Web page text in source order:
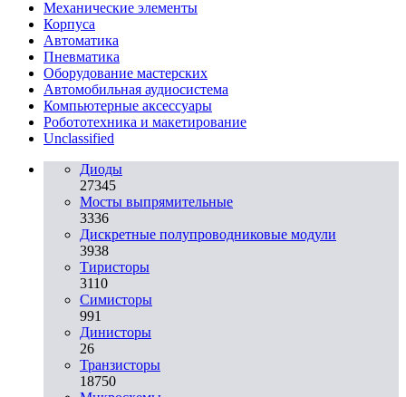
Механические элементы
Корпуса
Автоматика
Пневматика
Оборудование мастерских
Автомобильная аудиосистема
Компьютерные аксессуары
Робототехника и макетирование
Unclassified
Диоды
27345
Мосты выпрямительные
3336
Дискретные полупроводниковые модули
3938
Тиристоры
3110
Симисторы
991
Динисторы
26
Транзисторы
18750